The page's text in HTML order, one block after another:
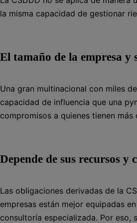
la misma capacidad de gestionar
El tamaño de la empresa y
Una gran multinacional con miles
capacidad de influencia que una
compromisos a quienes tienen
Depende de sus recursos y
Las obligaciones derivadas de la
empresas están mejor equipadas
consultoría especializada. Por eso,